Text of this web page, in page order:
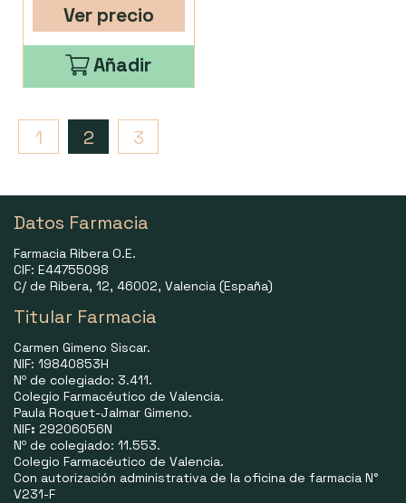
Ver precio
Añadir
1 2 3
Datos Farmacia
Farmacia Ribera O.E.
CIF: E44755098
C/ de Ribera, 12, 46002, Valencia (España)
Titular Farmacia
Carmen Gimeno Siscar.
NIF: 19840853H
Nº de colegiado: 3.411.
Colegio Farmacéutico de Valencia.
Paula Roquet-Jalmar Gimeno.
NIF: 29206056N
Nº de colegiado: 11.553.
Colegio Farmacéutico de Valencia.
Con autorización administrativa de la oficina de farmacia N°
V231-F